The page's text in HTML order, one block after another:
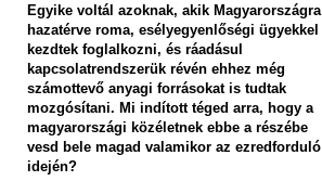
Egyike voltál azoknak, akik Magyarországra
hazatérve roma, esélyegyenlőségi ügyekkel
kezdtek foglalkozni, és ráadásul
kapcsolatrendszerük révén ehhez még
számottevő anyagi forrásokat is tudtak
mozgósítani. Mi indított téged arra, hogy a
magyarországi közéletnek ebbe a részébe
vesd bele magad valamikor az ezredforduló
idején?